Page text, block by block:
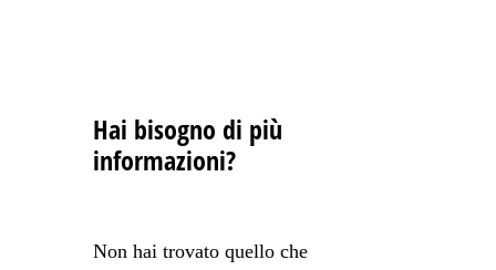
Hai bisogno di più
informazioni?
Non hai trovato quello che